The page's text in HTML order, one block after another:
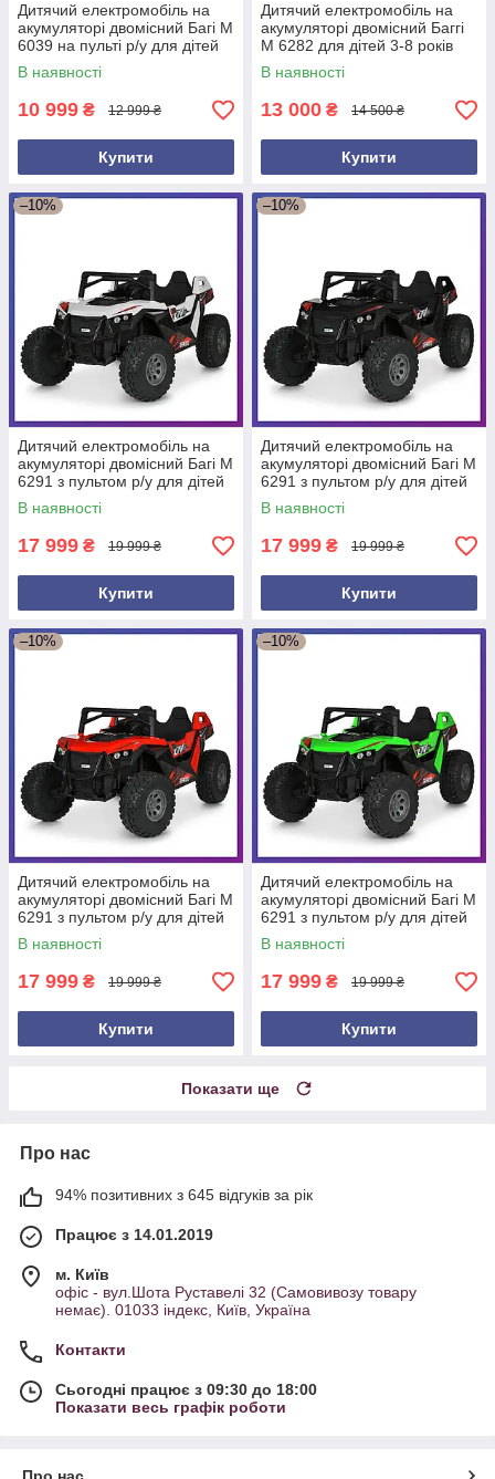
Дитячий електромобіль на
акумуляторі двомісний Багі M
6039 на пульті р/у для дітей
від 3 до 8 років Зелений
В наявності
10 999 ₴ 12 999 ₴
Купити
Дитячий електромобіль на
акумуляторі двомісний Баггі
M 6282 для дітей 3-8 років
Рожевий
В наявності
13 000 ₴ 14 500 ₴
Купити
–10%
Дитячий електромобіль на
акумуляторі двомісний Багі M
6291 з пультом р/у для дітей
3-8 років Білий
В наявності
17 999 ₴ 19 999 ₴
Купити
–10%
Дитячий електромобіль на
акумуляторі двомісний Багі M
6291 з пультом р/у для дітей
3-8 років Чорний
В наявності
17 999 ₴ 19 999 ₴
Купити
–10%
Дитячий електромобіль на
акумуляторі двомісний Багі M
6291 з пультом р/у для дітей
3-8 років Червоний
В наявності
17 999 ₴ 19 999 ₴
Купити
–10%
Дитячий електромобіль на
акумуляторі двомісний Багі M
6291 з пультом р/у для дітей
3-8 років Зелений
В наявності
17 999 ₴ 19 999 ₴
Купити
Показати ще
Про нас
94% позитивних з 645 відгуків за рік
Працює з 14.01.2019
м. Київ
офіс - вул.Шота Руставелі 32 (Самовивозу товару
немає). 01033 індекс, Київ, Україна
Контакти
Сьогодні працює з 09:30 до 18:00
Показати весь графік роботи